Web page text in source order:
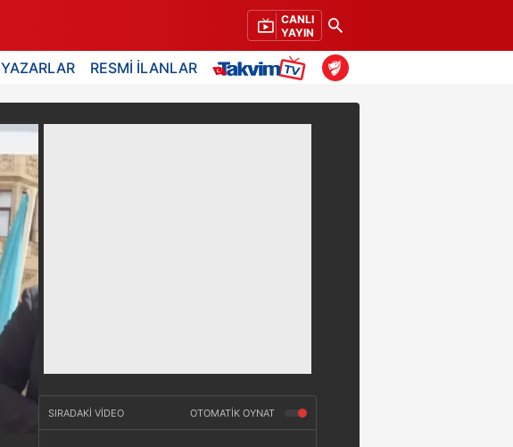
CANLI
YAYIN
YAZARLAR RESMİ İLANLAR
SIRADAKİ VİDEO OTOMATİK OYNAT